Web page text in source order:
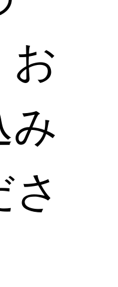
み
さ